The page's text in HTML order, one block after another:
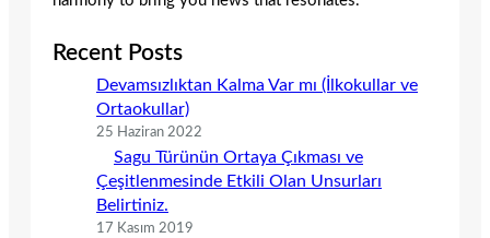
Recent Posts
Devamsızlıktan Kalma Var mı (İlkokullar ve
Ortaokullar)
25 Haziran 2022
Sagu Türünün Ortaya Çıkması ve
Çeşitlenmesinde Etkili Olan Unsurları
Belirtiniz.
17 Kasım 2019